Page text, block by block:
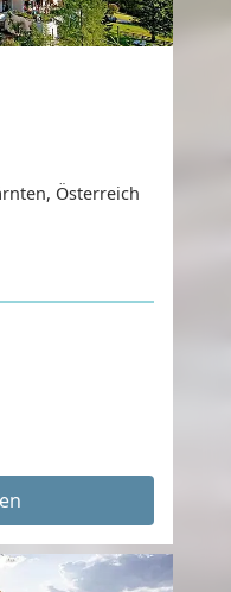
Österreich